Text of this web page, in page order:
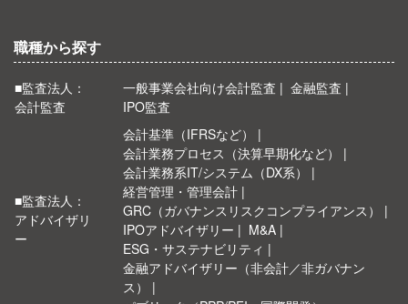
職種から探す
■監査法人：
会計監査
一般事業会社向け会計監査
金融監査
IPO監査
■監査法人：
アドバイザリ
ー
会計基準（IFRSなど）
会計業務プロセス（決算早期化など）
会計業務系IT/システム（DX系）
経営管理・管理会計
GRC（ガバナンスリスクコンプライアンス）
IPOアドバイザリー
M&A
ESG・サステナビリティ
金融アドバイザリー（非会計／非ガバナン
ス）